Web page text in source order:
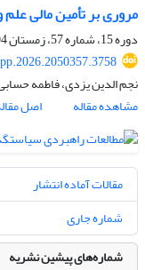
مروری بر تأمین مالی
دوره 15، شماره 57، زمستان 1404، صفحه
نجم الدین یزدی، فاطمه
مشاهده مقاله
اصل
مقالات آماده انتشار
شماره جاری
شماره‌های پیشین نشریه